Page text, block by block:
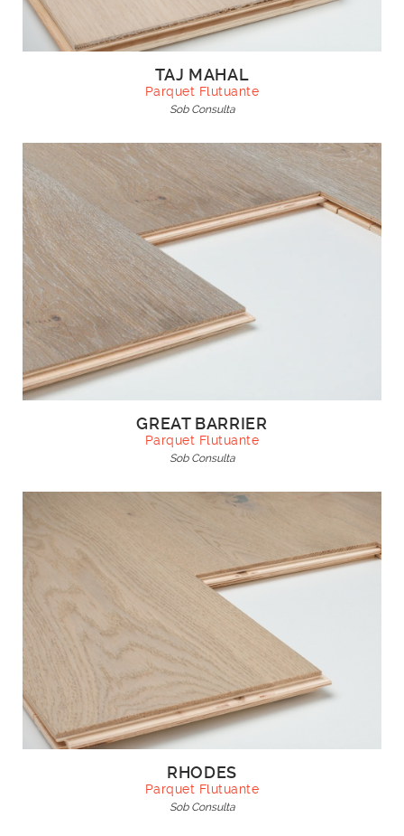
TAJ MAHAL
Parquet Flutuante
Sob Consulta
GREAT BARRIER
Parquet Flutuante
Sob Consulta
RHODES
Parquet Flutuante
Sob Consulta